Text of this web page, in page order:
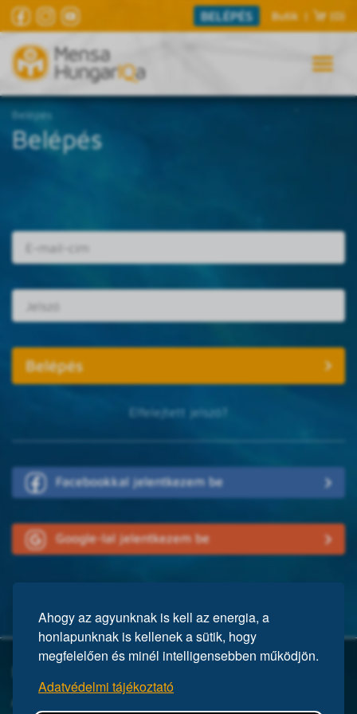
Ahogy az agyunknak is kell az energia, a
honlapunknak is kellenek a sütik, hogy
megfelelően és minél intelligensebben működjön.
Adatvédelmi tájékoztató
BELÉPÉS Butik | (0)
Belépés
Belépés
Elfelejtett jelszó?
Facebookkal jelentkezem be
Google-lal jelentkezem be
A Mensa egy nemzetközi egyesület, közel 150 ezer taggal a világ